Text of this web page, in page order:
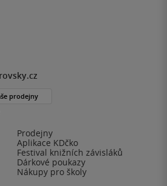
Prodejny
Aplikace KDčko
Festival knižních závisláků
Dárkové poukazy
Nákupy pro školy
prodejny